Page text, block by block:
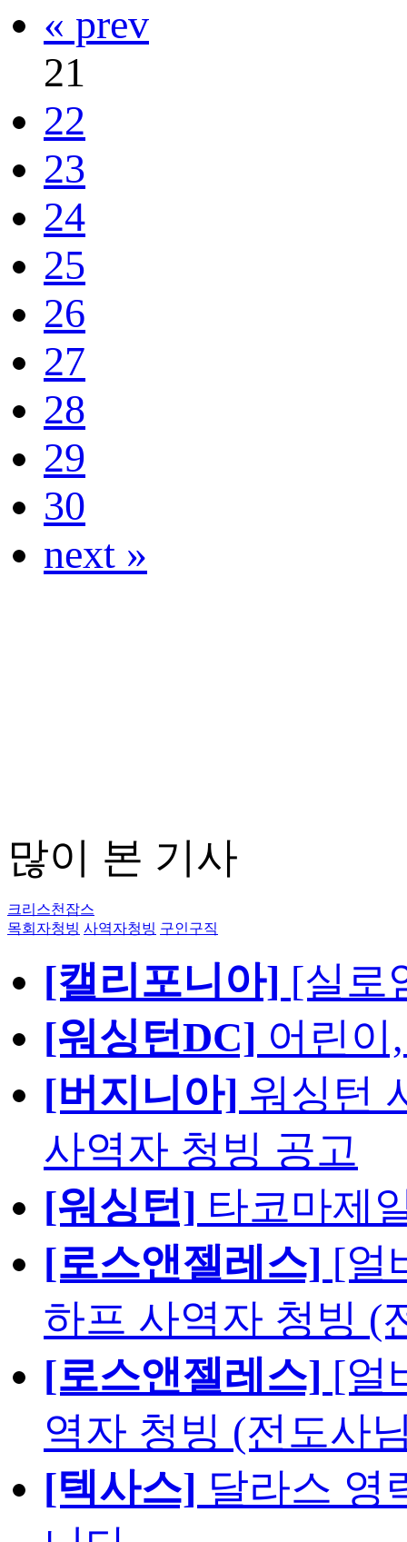
« prev
21
22
23
24
25
26
27
28
29
30
next »
많이 본 기사
크리스천잡스
목회자청빙 사역자청빙 구인구직
[캘리포니아] [실로
[워싱턴DC] 어린이
[버지니아] 워싱턴
사역자 청빙 공고
[워싱턴] 타코마제
[로스앤젤레스] [얼
하프 사역자 청빙 (
[로스앤젤레스] [얼
역자 청빙 (전도사
[텍사스] 달라스 영